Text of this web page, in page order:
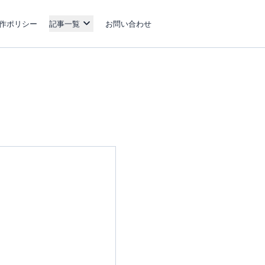
ポリシー 記事一覧 お問い合わせ